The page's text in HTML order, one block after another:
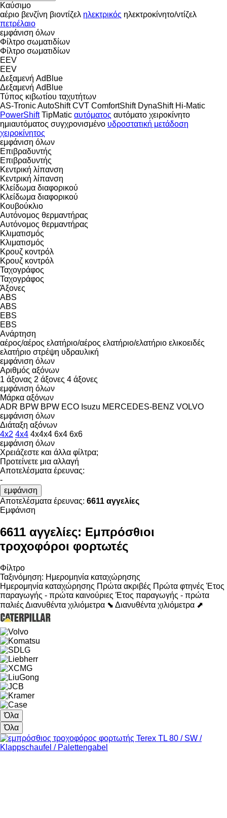
Καύσιμο
αέριο βενζίνη βιοντίζελ ηλεκτρικός ηλεκτροκίνητο/ντίζελ
πετρέλαιο
εμφάνιση όλων
Φίλτρο σωματιδίων
Φίλτρο σωματιδίων
EEV
EEV
Δεξαμενή AdBlue
Δεξαμενή AdBlue
Τύπος κιβωτίου ταχυτήτων
AS-TronicAutoShift CVT ComfortShift DynaShift Hi-Matic
PowerShift TipMatic αυτόματος αυτόματο χειροκίνητο
ημιαυτόματος συγχρονισμένο υδροστατική μετάδοση
χειροκίνητος
εμφάνιση όλων
Επιβραδυντής
Επιβραδυντής
Κεντρική λίπανση
Κεντρική λίπανση
Κλείδωμα διαφορικού
Κλείδωμα διαφορικού
Κουβούκλιο
Αυτόνομος θερμαντήρας
Αυτόνομος θερμαντήρας
Κλιματισμός
Κλιματισμός
Κρουζ κοντρόλ
Κρουζ κοντρόλ
Ταχογράφος
Ταχογράφος
Άξονες
ABS
ABS
EBS
EBS
Ανάρτηση
αέρος/αέρος ελατήριο/αέρος ελατήριο/ελατήριο ελικοειδές
ελατήριο στρέψη υδραυλική
εμφάνιση όλων
Αριθμός αξόνων
1 άξονας 2 άξονες 4 άξονες
εμφάνιση όλων
Μάρκα αξόνων
ADR BPW BPW ECO Isuzu MERCEDES-BENZ VOLVO
εμφάνιση όλων
Διάταξη αξόνων
4x2 4x4 4x4x4 6x4 6x6
εμφάνιση όλων
Χρειάζεστε και άλλα φίλτρα;
Προτείνετε μια αλλαγή
Αποτελέσματα έρευνας:
-
εμφάνιση
Αποτελέσματα έρευνας: 6611 αγγελίες
Εμφάνιση
6611 αγγελίες: Εμπρόσθιοι
τροχοφόροι φορτωτές
Φίλτρο
Ταξινόμηση: Ημερομηνία καταχώρησης
Ημερομηνία καταχώρησης Πρώτα ακριβές Πρώτα φτηνές Έτος
παραγωγής - πρώτα καινούριες Έτος παραγωγής - πρώτα
παλιές Διανυθέντα χιλιόμετρα ⬊ Διανυθέντα χιλιόμετρα ⬈
Όλα
Όλα